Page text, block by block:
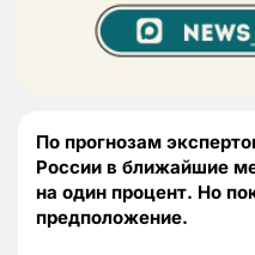
По прогнозам
России в ближайшие
на один процент. Но
предположение.